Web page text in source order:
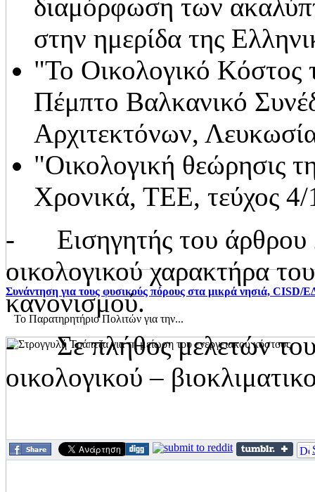
Συνάντηση για τους φυσικούς πόρους στα μικρά νησιά,
Το Παρατηρητήριο Πολιτών για την...
διαμόρφωση των
στην ημερίδα της
"Το Οικολογικό Κόστος
Πέμπτο Βαλκανικό
Αρχιτεκτόνων,
"Οικολογική θεώρησις
Χρονικά, ΤΕΕ, τεύχος
- Εισηγητής του άρθρου
οικολογικού χαρακτήρα
κανονισμού.
- Σε πλήθος μελετών του
οικολογικού –